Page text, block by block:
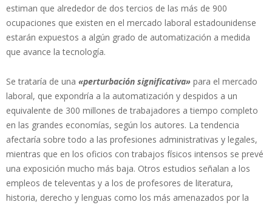
estiman que alrededor de dos tercios de las más de 900
ocupaciones que existen en el mercado laboral estadounidense
estarán expuestos a algún grado de automatización a medida
que avance la tecnología.
Se trataría de una «perturbación significativa» para el mercado
laboral, que expondría a la automatización y despidos a un
equivalente de 300 millones de trabajadores a tiempo completo
en las grandes economías, según los autores. La tendencia
afectaría sobre todo a las profesiones administrativas y legales,
mientras que en los oficios con trabajos físicos intensos se prevé
una exposición mucho más baja. Otros estudios señalan a los
empleos de televentas y a los de profesores de literatura,
historia, derecho y lenguas como los más amenazados por la